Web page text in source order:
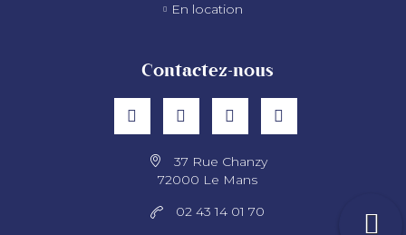
En location
Contactez-nous
37 Rue Chanzy
72000 Le Mans
02 43 14 01 70